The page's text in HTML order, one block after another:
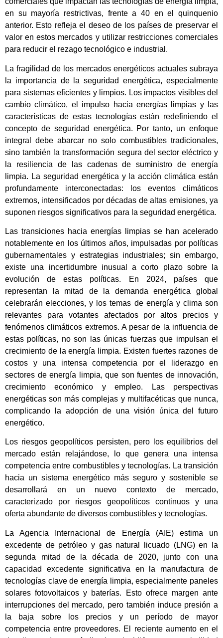
en su mayoría restrictivas, frente a 40 en el quinquenio
anterior. Esto refleja el deseo de los países de preservar el
valor en estos mercados y utilizar restricciones comerciales
para reducir el rezago tecnológico e industrial.
La fragilidad de los mercados energéticos actuales subraya
la importancia de la seguridad energética, especialmente
para sistemas eficientes y limpios. Los impactos visibles del
cambio climático, el impulso hacia energías limpias y las
características de estas tecnologías están redefiniendo el
concepto de seguridad energética. Por tanto, un enfoque
integral debe abarcar no solo combustibles tradicionales,
sino también la transformación segura del sector eléctrico y
la resiliencia de las cadenas de suministro de energía
limpia. La seguridad energética y la acción climática están
profundamente interconectadas: los eventos climáticos
extremos, intensificados por décadas de altas emisiones, ya
suponen riesgos significativos para la seguridad energética.
Las transiciones hacia energías limpias se han acelerado
notablemente en los últimos años, impulsadas por políticas
gubernamentales y estrategias industriales; sin embargo,
existe una incertidumbre inusual a corto plazo sobre la
evolución de estas políticas. En 2024, países que
representan la mitad de la demanda energética global
celebrarán elecciones, y los temas de energía y clima son
relevantes para votantes afectados por altos precios y
fenómenos climáticos extremos. A pesar de la influencia de
estas políticas, no son las únicas fuerzas que impulsan el
crecimiento de la energía limpia. Existen fuertes razones de
costos y una intensa competencia por el liderazgo en
sectores de energía limpia, que son fuentes de innovación,
crecimiento económico y empleo. Las perspectivas
energéticas son más complejas y multifacéticas que nunca,
complicando la adopción de una visión única del futuro
energético.
Los riesgos geopolíticos persisten, pero los equilibrios del
mercado están relajándose, lo que genera una intensa
competencia entre combustibles y tecnologías. La transición
hacia un sistema energético más seguro y sostenible se
desarrollará en un nuevo contexto de mercado,
caracterizado por riesgos geopolíticos continuos y una
oferta abundante de diversos combustibles y tecnologías.
La Agencia Internacional de Energía (AIE) estima un
excedente de petróleo y gas natural licuado (LNG) en la
segunda mitad de la década de 2020, junto con una
capacidad excedente significativa en la manufactura de
tecnologías clave de energía limpia, especialmente paneles
solares fotovoltaicos y baterías. Esto ofrece margen ante
interrupciones del mercado, pero también induce presión a
la baja sobre los precios y un período de mayor
competencia entre proveedores. El reciente aumento en el